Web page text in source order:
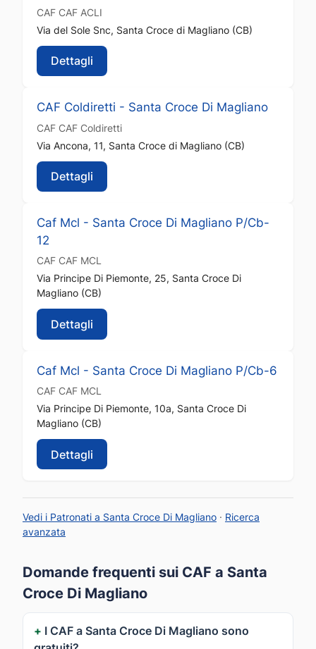
CAF CAF ACLI
Via del Sole Snc, Santa Croce di Magliano (CB)
Dettagli
CAF Coldiretti - Santa Croce Di Magliano
CAF CAF Coldiretti
Via Ancona, 11, Santa Croce di Magliano (CB)
Dettagli
Caf Mcl - Santa Croce Di Magliano P/Cb-
12
CAF CAF MCL
Via Principe Di Piemonte, 25, Santa Croce Di
Magliano (CB)
Dettagli
Caf Mcl - Santa Croce Di Magliano P/Cb-6
CAF CAF MCL
Via Principe Di Piemonte, 10a, Santa Croce Di
Magliano (CB)
Dettagli
Vedi i Patronati a Santa Croce Di Magliano · Ricerca
avanzata
Domande frequenti sui CAF a Santa
Croce Di Magliano
I CAF a Santa Croce Di Magliano sono